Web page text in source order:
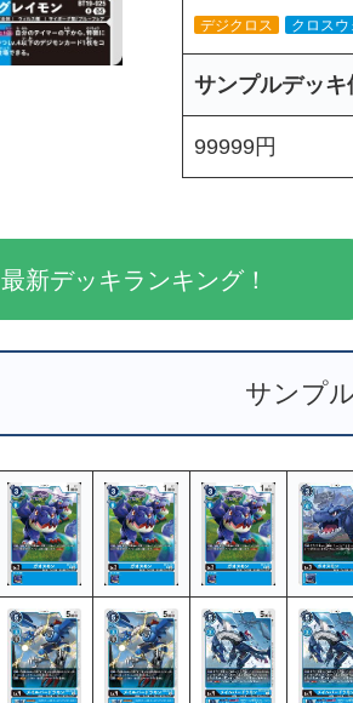
デジクロス クロス
サンプルデッキ
99999円
最新デッキランキング！
サンプ